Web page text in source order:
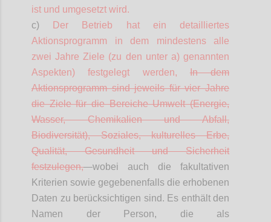
ist und umgesetzt wird.
c)
Der Betrieb hat ein
detailliertes
Aktionsprogramm in dem mindestens alle
zwei Jahre Ziele (zu den unter a) genannten
Aspekten) festgelegt werden, In dem
Aktionsprogramm sind jeweils für vier Jahre
die Ziele für die Bereiche Umwelt (Energie,
Wasser, Chemikalien und Abfall,
Biodiversität), Soziales, kulturelles Erbe,
Qualität, Gesundheit und Sicherheit
festzulegen,
wobei auch die fakultativen
Kriterien sowie gegebenenfalls die erhobenen
Daten zu berücksichtigen sind. Es enthält den
Namen der Person, die als